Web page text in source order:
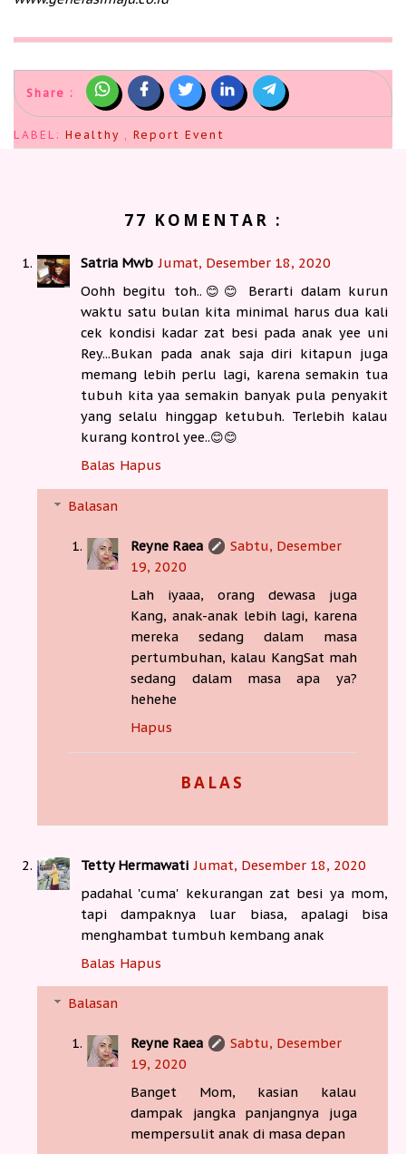
Share :
LABEL: Healthy Report Event
77 KOMENTAR :
Satria Mwb Jumat, Desember 18, 2020
Oohh begitu toh..😊😊 Berarti dalam kurun
waktu satu bulan kita minimal harus dua kali
cek kondisi kadar zat besi pada anak yee uni
Rey...Bukan pada anak saja diri kitapun juga
memang lebih perlu lagi, karena semakin tua
tubuh kita yaa semakin banyak pula penyakit
yang selalu hinggap ketubuh. Terlebih kalau
kurang kontrol yee..😊😊
Balas Hapus
Balasan
Reyne Raea
Sabtu, Desember
19, 2020
Lah iyaaa, orang dewasa juga
Kang, anak-anak lebih lagi, karena
mereka sedang dalam masa
pertumbuhan, kalau KangSat mah
sedang dalam masa apa ya?
hehehe
Hapus
BALAS
Tetty Hermawati Jumat, Desember 18, 2020
padahal 'cuma' kekurangan zat besi ya mom,
tapi dampaknya luar biasa, apalagi bisa
menghambat tumbuh kembang anak
Balas Hapus
Balasan
Reyne Raea
Sabtu, Desember
19, 2020
Banget Mom, kasian kalau
dampak jangka panjangnya juga
mempersulit anak di masa depan